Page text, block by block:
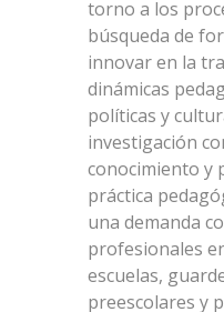
torno a los
búsqueda de
innovar en la
dinámicas
políticas y
investigación
conocimiento y
práctica
una demanda
profesionales
escuelas,
preescolares y